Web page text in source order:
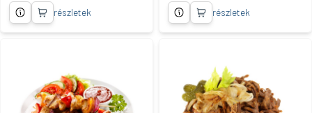
részletek
részletek